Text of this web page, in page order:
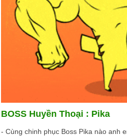
BOSS Huyền Thoại : Pika
- Cùng chinh phục Boss Pika nào anh